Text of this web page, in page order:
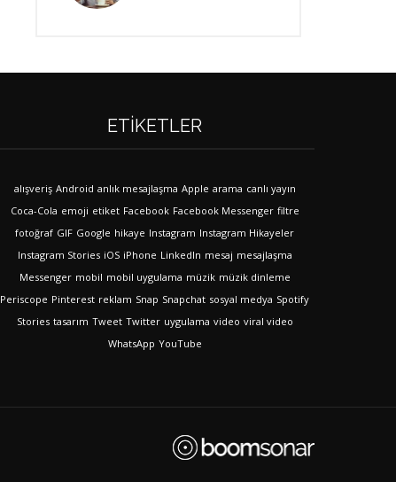
ETIKETLER
alışveriş Android anlık mesajlaşma Apple arama canlı yayın
Coca-Cola emoji etiket Facebook Facebook Messenger filtre
fotoğraf GIF Google hikaye Instagram Instagram Hikayeler
Instagram Stories iOS iPhone LinkedIn mesaj mesajlaşma
Messenger mobil mobil uygulama müzik müzik dinleme
Periscope Pinterest reklam Snap Snapchat sosyal medya Spotify
Stories tasarım Tweet Twitter uygulama video viral video
WhatsApp YouTube